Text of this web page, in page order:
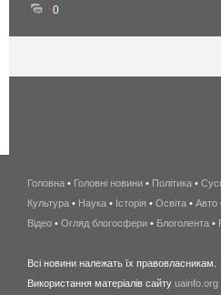
0
Головна • Головні новини • Політика •
Культура • Наука • Історія • Освіта • Авто
Відео • Огляд блогосфери • Блоголента •
Всі новини належать їх правовласникам.
Використання матеріалів сайту uainfo.org